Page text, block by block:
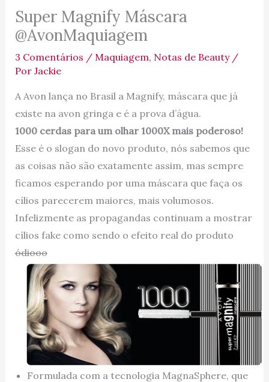
Super Magnify Máscara
@AvonMaquiagem
3 Comentários / Maquiagem, Notas de Beauty/
Por Jackie
A Avon lança no Brasil a Magnify, máscara que já
existe na avon gringa e é a prova d’água.
1000 cerdas para um olhar 1000X mais poderoso!
Esse é o slogan do novo produto, nós sabemos que
as coisas não são exatamente assim, mas sempre
ficamos esperando por uma máscara que faça os
cílios parecerem maiores, mais volumosos.
Infelizmente as propagandas continuam a mostrar
cílios fake como sendo o efeito real do produto
ódiooo
Formulada com a tecnologia MagnaSphere, que